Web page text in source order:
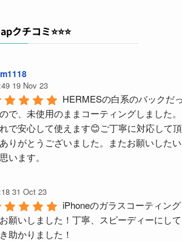
クチコミ⭐️⭐️⭐️
19 Nov 23
HERMESの白系のバックだ
で、未使用のままコーティングしました。
で安心して使えます😊ご丁寧に対応して頂
りがとうございました。またお願いしたい
います。
31 Oct 23
iPhoneのガラスコーティング
願いしました！丁寧、スピーディーにして
助かりました！